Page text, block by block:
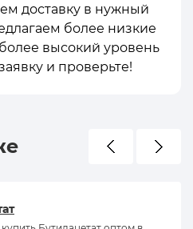
доставку в нужный
более низкие
высокий уровень
и проверьте!